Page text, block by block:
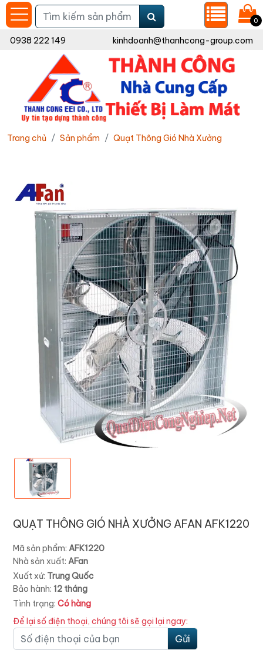
0
0938 222 149 kinhdoanh@thanhcong-group.com
Trang chủ Sản phẩm Quạt Thông Gió Nhà Xưởng
QUẠT THÔNG GIÓ NHÀ XƯỞNG AFAN AFK1220
Mã sản phẩm: AFK1220
Nhà sản xuất: AFan
Xuất xứ: Trung Quốc
Bảo hành: 12 tháng
Tình trạng: Có hàng
Để lại số điện thoại, chúng tôi sẽ gọi lại ngay:
Gửi